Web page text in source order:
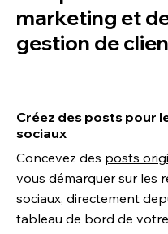
marketing et
gestion de
Créez des posts pour
sociaux
Concevez des posts
vous démarquer sur les
sociaux, directement
tableau de bord de